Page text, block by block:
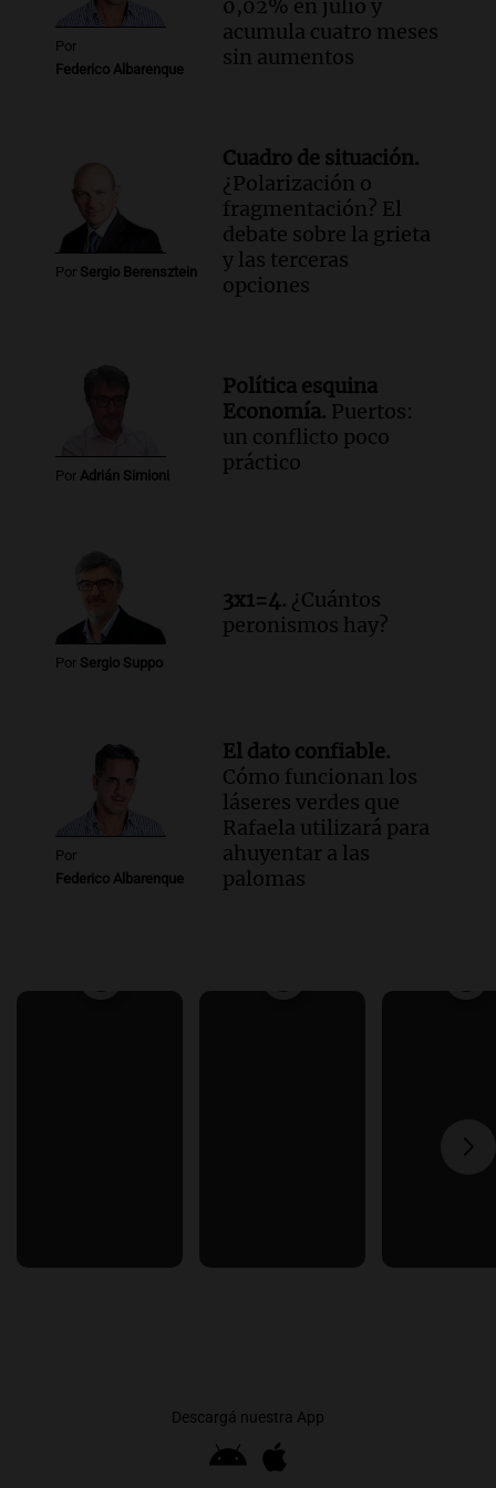
Episodios
Por
Federico Albarenque
0,02% en julio y
acumula cuatro meses
sin aumentos
Por Sergio Berensztein
Cuadro de situación.
¿Polarización o
fragmentación? El
debate sobre la grieta
y las terceras
opciones
Por Adrián Simioni
Política esquina
Economía. Puertos:
un conflicto poco
práctico
Por Sergio Suppo
3x1=4. ¿Cuántos
peronismos hay?
Por
Federico Albarenque
El dato confiable.
Cómo funcionan los
láseres verdes que
Rafaela utilizará para
ahuyentar a las
palomas
Descargá nuestra App